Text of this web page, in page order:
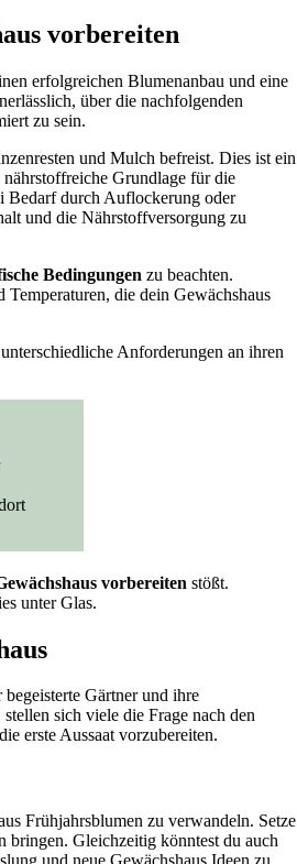
vorbereiten
erfolgreichen Blumenanbau und eine
über die nachfolgenden
zu sein.
und Mulch befreist. Dies ist ein
Grundlage für die
Bedarf durch Auflockerung oder
und die Nährstoffversorgung zu
Bedingungen zu beachten.
die dein Gewächshaus
Anforderungen an ihren
vorbereiten stößt.
unter Glas.
Gärtner und ihre
sich viele die Frage nach den
erste Aussaat vorzubereiten.
Frühjahrsblumen zu verwandeln. Setze
bringen. Gleichzeitig könntest du auch
und neue Gewächshaus Ideen zu